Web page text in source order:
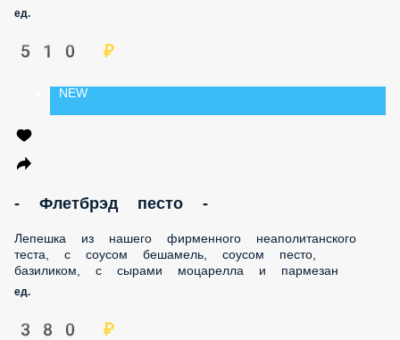
ед.
510 ₽
NEW
- Флетбрэд песто -
Лепешка из нашего фирменного неаполитанского теста, с
соусом бешамель, соусом песто, базиликом, с сырами
моцарелла и пармезан
ед.
380 ₽